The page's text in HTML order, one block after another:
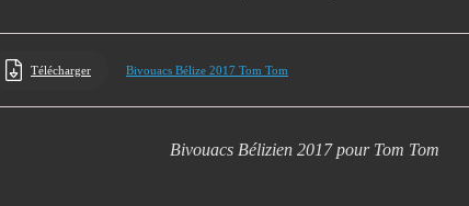
Télécharger Bivouacs Bélize 2017 Tom Tom
Bivouacs Bélizien 2017 pour Tom Tom